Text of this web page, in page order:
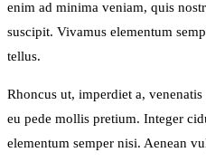
enim ad minima veniam, quis
suscipit. Vivamus elementum
tellus.
Rhoncus ut, imperdiet a,
eu pede mollis pretium. Integer
elementum semper nisi. Aenean